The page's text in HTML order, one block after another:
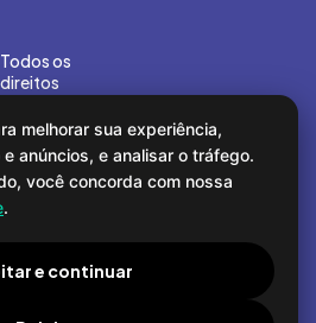
melhorar sua experiência,
anúncios, e analisar o tráfego.
você concorda com nossa
.
e continuar
Todos os
direitos
©Gouvea
Marin 2026.
Desenvolvido
porCOMPOR